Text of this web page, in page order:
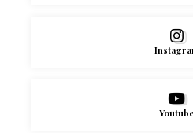
Youtube